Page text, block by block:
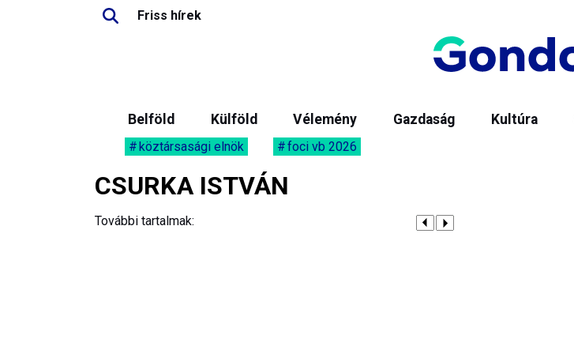
Friss hírek
Belföld Külföld Vélemény Gazdaság Kultúra
köztársasági elnök foci vb 2026
CSURKA ISTVÁN
További tartalmak: